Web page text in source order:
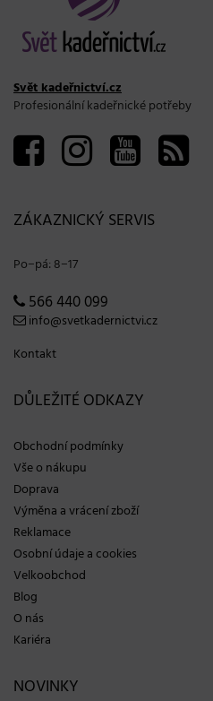
Svět kadeřnictví.cz
Profesionální kadeřnické potřeby
ZÁKAZNICKÝ SERVIS
Po−pá: 8−17
566 440 099
info@svetkadernictvi.cz
Kontakt
DŮLEŽITÉ ODKAZY
Obchodní podmínky
Vše o nákupu
Doprava
Výměna a vrácení zboží
Reklamace
Osobní údaje a cookies
Velkoobchod
Blog
O nás
Kariéra
NOVINKY